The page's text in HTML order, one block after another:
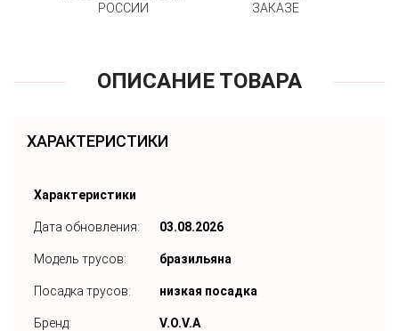
РОССИИ
ЗАКАЗЕ
ОПИСАНИЕ ТОВАРА
ХАРАКТЕРИСТИКИ
Характеристики
Дата обновления: 03.08.2026
Модель трусов: бразильяна
Посадка трусов: низкая посадка
Бренд: V.O.V.A